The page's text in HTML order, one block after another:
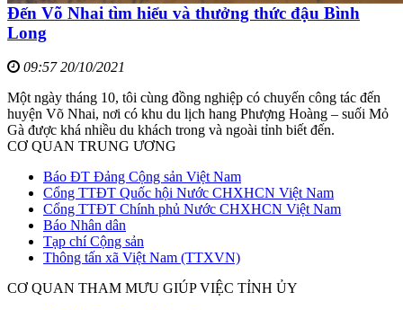
Đến Võ Nhai tìm hiểu và thưởng thức đậu Bình
Long
09:57 20/10/2021
Một ngày tháng 10, tôi cùng đồng nghiệp có chuyến công tác đến
huyện Võ Nhai, nơi có khu du lịch hang Phượng Hoàng – suối Mỏ
Gà được khá nhiều du khách trong và ngoài tỉnh biết đến.
CƠ QUAN TRUNG ƯƠNG
Báo ĐT Đảng Cộng sản Việt Nam
Cổng TTĐT Quốc hội Nước CHXHCN Việt Nam
Cổng TTĐT Chính phủ Nước CHXHCN Việt Nam
Báo Nhân dân
Tạp chí Cộng sản
Thông tấn xã Việt Nam (TTXVN)
CƠ QUAN THAM MƯU GIÚP VIỆC TỈNH ỦY